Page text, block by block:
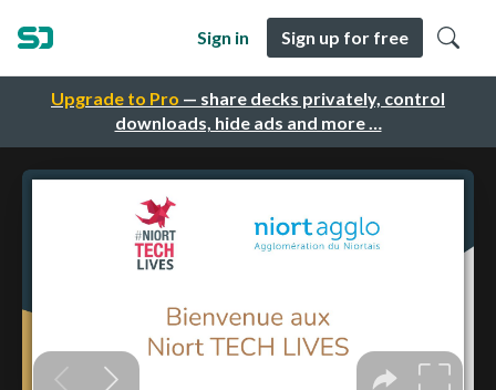
Upgrade to Pro — share decks privately, control
downloads, hide ads and more …
Sign in Sign up for free